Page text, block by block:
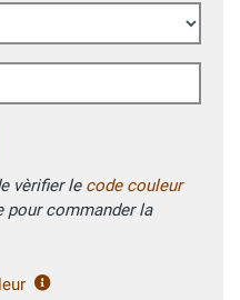
vèrifier le code couleur
pour commander la